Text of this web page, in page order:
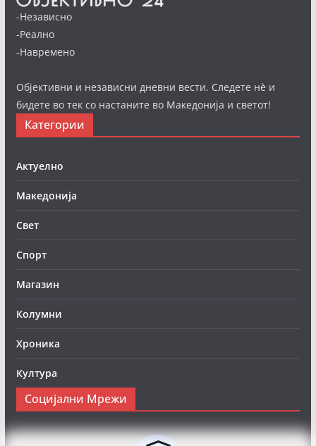
-Независно
-Реално
-Навремено
Објективни и независни дневни вести. Следете нè и
бидете во тек со настаните во Македонија и светот!
Категории
Актуелно
Македонија
Свет
Спорт
Магазин
Колумни
Хроника
Култура
Социјални Мрежи